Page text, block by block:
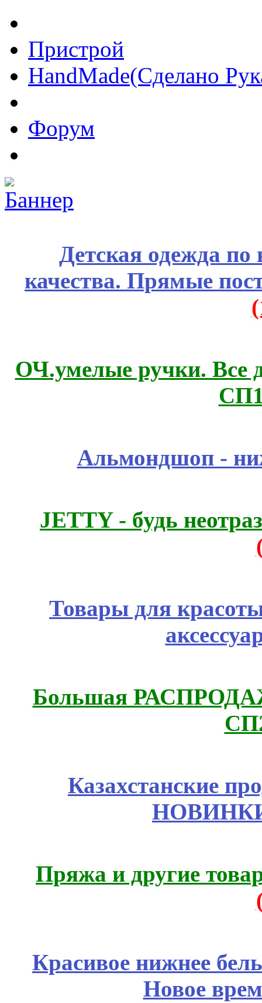
Пристрой
HandMade(Сделано
Форум
Детская одежда
качества. Прямые
ОЧ.умелые ручки. Все
Альмондшоп -
JETTY - будь
Товары для
Большая
Казахстанские
Пряжа и другие
Красивое нижнее
Новое